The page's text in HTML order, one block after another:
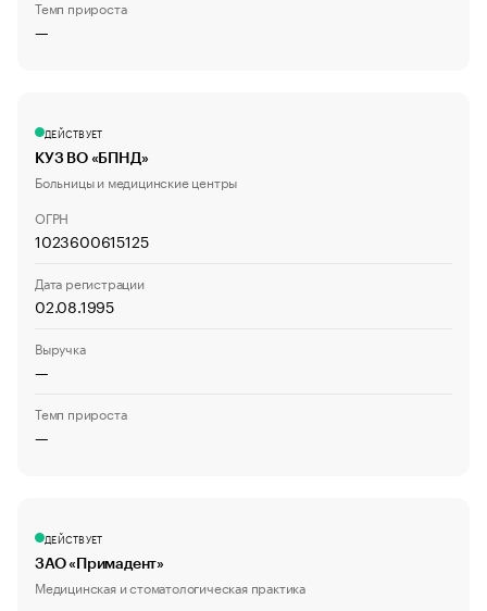
Темп прироста
—
ДЕЙСТВУЕТ
КУЗ ВО «БПНД»
Больницы и медицинские центры
ОГРН
1023600615125
Дата регистрации
02.08.1995
Выручка
—
Темп прироста
—
ДЕЙСТВУЕТ
ЗАО «Примадент»
Медицинская и стоматологическая практика